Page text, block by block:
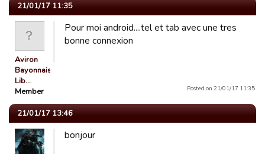
21/01/17 11:35
Aviron
Bayonnais
Lib…
Member
Pour moi android....tel et tab avec une tres
bonne connexion
Posted on 21/01/17 11:35.
21/01/17 13:46
bonjour